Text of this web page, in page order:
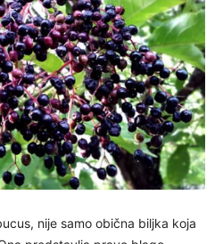
nije samo obična biljka koja